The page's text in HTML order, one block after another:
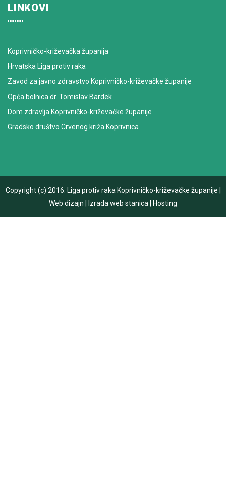
LINKOVI
Koprivničko-križevačka županija
Hrvatska Liga protiv raka
Zavod za javno zdravstvo Koprivničko-križevačke županije
Opća bolnica dr. Tomislav Bardek
Dom zdravlja Koprivničko-križevačke županije
Gradsko društvo Crvenog križa Koprivnica
Copyright (c) 2016. Liga protiv raka Koprivničko-križevačke županije
Web dizajn
Izrada web stanica Hosting